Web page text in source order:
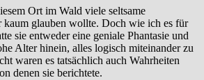
Ort im Wald viele seltsame
kaum glauben wollte. Doch wie ich es für
sie entweder eine geniale Phantasie und
Alter hinein, alles logisch miteinander zu
waren es tatsächlich auch Wahrheiten
denen sie berichtete.